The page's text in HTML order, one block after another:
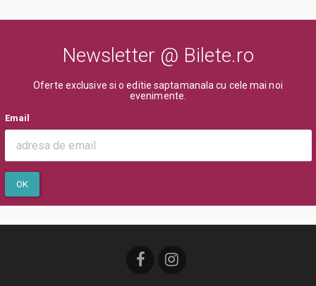
Newsletter @ Bilete.ro
Oferte exclusive si o editie saptamanala cu cele mai noi
evenimente.
Email
OK